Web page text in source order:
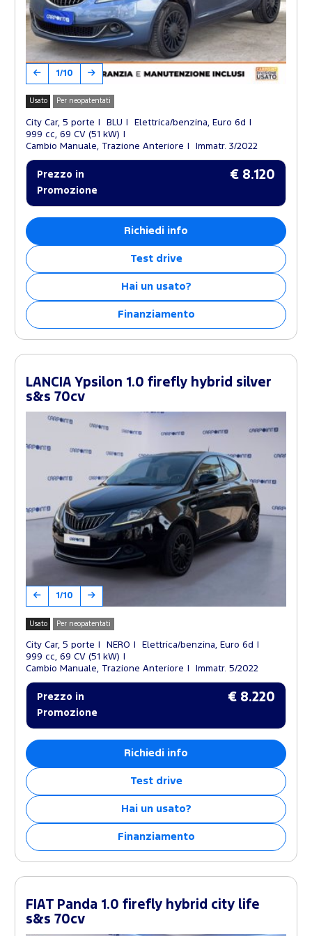
1/10
Usato Per neopatentati
City Car, 5 porte BLU
Elettrica/benzina, Euro 6d
999 cc, 69 CV (51 kW)
Cambio Manuale, Trazione Anteriore
Immatr. 3/2022
Prezzo in
Promozione
€ 8.120
Richiedi info
Test drive
Hai un usato?
Finanziamento
LANCIA Ypsilon 1.0 firefly hybrid silver
s&s 70cv
1/10
Usato Per neopatentati
City Car, 5 porte NERO
Elettrica/benzina, Euro 6d
999 cc, 69 CV (51 kW)
Cambio Manuale, Trazione Anteriore
Immatr. 5/2022
Prezzo in
Promozione
€ 8.220
Richiedi info
Test drive
Hai un usato?
Finanziamento
FIAT Panda 1.0 firefly hybrid city life
s&s 70cv